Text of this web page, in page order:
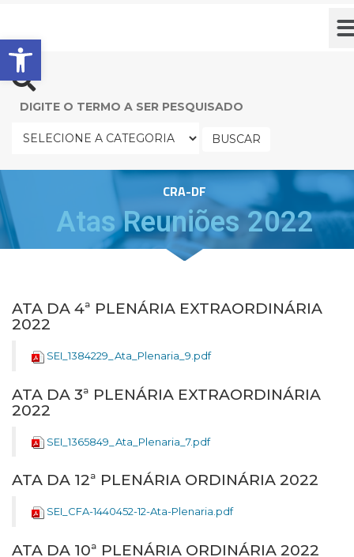
Barra de Ferramentas Aberta
BUSCAR
CRA-DF
Atas Reuniões 2022
ATA DA 4ª PLENÁRIA EXTRAORDINÁRIA
2022
SEI_1384229_Ata_Plenaria_9.pdf
ATA DA 3ª PLENÁRIA EXTRAORDINÁRIA
2022
SEI_1365849_Ata_Plenaria_7.pdf
ATA DA 12ª PLENÁRIA ORDINÁRIA 2022
SEI_CFA-1440452-12-Ata-Plenaria.pdf
ATA DA 10ª PLENÁRIA ORDINÁRIA 2022